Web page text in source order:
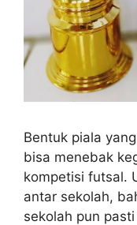
Bentuk piala
bisa menebak
kompetisi futsal.
antar sekolah,
sekolah pun